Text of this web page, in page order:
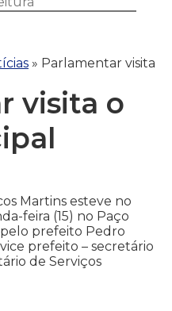
» Parlamentar visita
visita o
Martins esteve no
feira (15) no Paço
prefeito Pedro
prefeito – secretário
de Serviços